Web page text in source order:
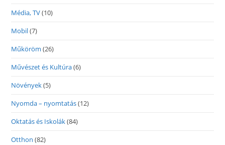
Média, TV(10)
Mobil(7)
Műköröm (26)
Művészet és Kultúra(6)
Növények(5)
Nyomda – nyomtatás(12)
Oktatás és Iskolák(84)
Otthon (82)